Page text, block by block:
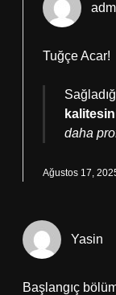
Tuğçe Acar!
daha
Ağustos 17,
Yasin
Başlangıç